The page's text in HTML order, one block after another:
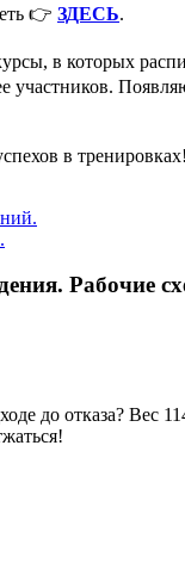
👉 ЗДЕСЬ.
в которых
участников.
в тренировках!
Рабочие
до отказа? Вес